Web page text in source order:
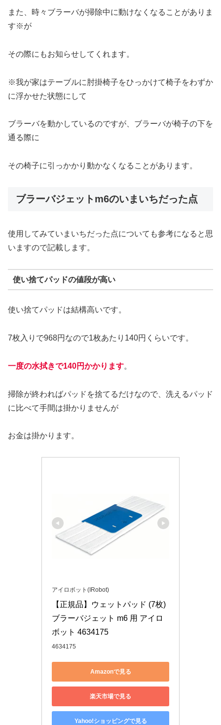
また、時々ブラーバが掃除中に動けなくなることがありま
す※が
その際にもお知らせしてくれます。
※我が家はテーブルに肘掛椅子をひっかけて椅子をわずか
に浮かせた状態にして
ブラーバを動かしているのですが、ブラーバが椅子の下を
通る際に
その椅子に引っかかり動かなくなることがあります。
ブラーバジェットm6のいまいちだった点
使用してみていまいちだった点についても参考になると思
いますので記載します。
使い捨てパッドの値段が高い
使い捨てパッドは結構高いです。
7枚入りで968円なので1枚あたり140円くらいです。
一度の水拭きで140円かかります。
掃除が終わればパッドを捨てるだけなので、洗えるパッド
に比べて手間は掛かりませんが
お金は掛かります。
アイロボット(IRobot)
【正規品】ウェットパッド (7枚)
ブラーバジェット m6 用 アイロ
ボット 4634175
4634175
Amazonで見る
楽天市場で見る
Yahoo!ショッピングで見る